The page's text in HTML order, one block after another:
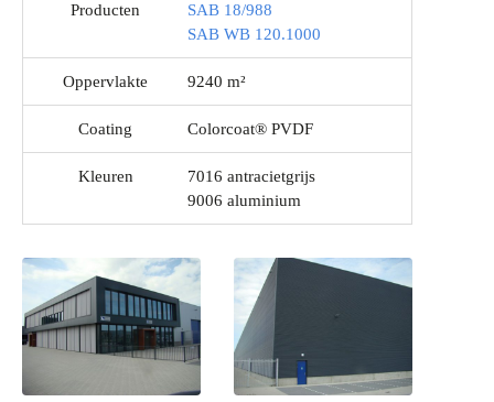
Producten
SAB 18/988
SAB WB 120.1000
Oppervlakte 9240 m²
Coating Colorcoat® PVDF
Kleuren
7016 antracietgrijs
9006 aluminium